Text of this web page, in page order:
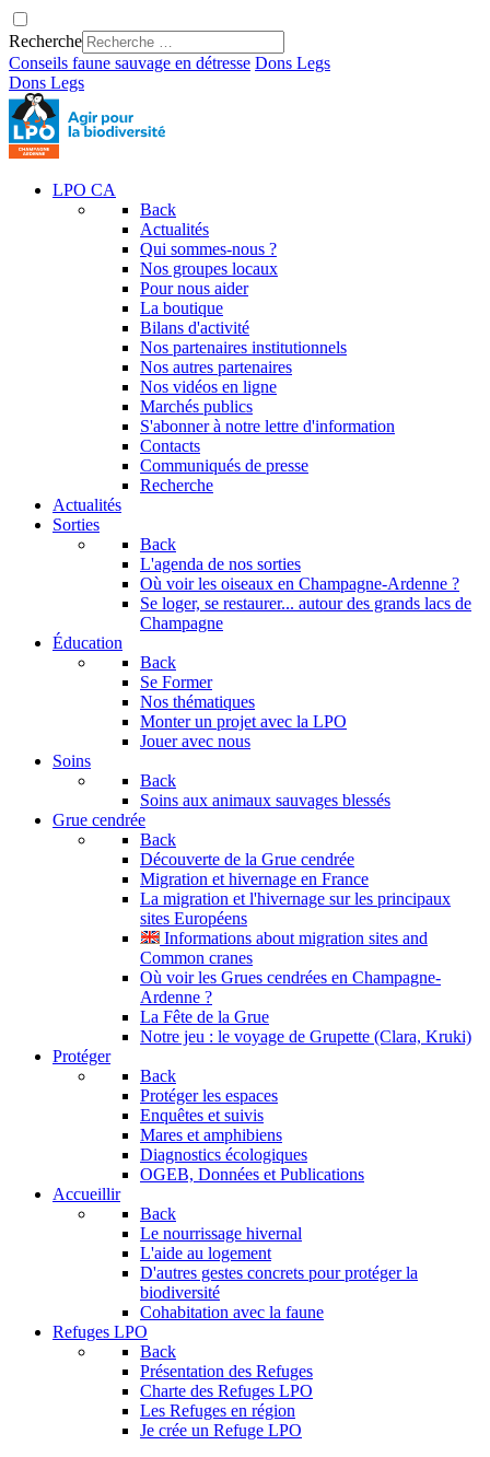
Recherche
Conseils faune sauvage en détresse Dons Legs
Dons Legs
LPO CA
Back
Actualités
Qui sommes-nous ?
Nos groupes locaux
Pour nous aider
La boutique
Bilans d'activité
Nos partenaires institutionnels
Nos autres partenaires
Nos vidéos en ligne
Marchés publics
S'abonner à notre lettre d'information
Contacts
Communiqués de presse
Recherche
Actualités
Sorties
Back
L'agenda de nos sorties
Où voir les oiseaux en Champagne-Ardenne ?
Se loger, se restaurer... autour des grands lacs de
Champagne
Éducation
Back
Se Former
Nos thématiques
Monter un projet avec la LPO
Jouer avec nous
Soins
Back
Soins aux animaux sauvages blessés
Grue cendrée
Back
Découverte de la Grue cendrée
Migration et hivernage en France
La migration et l'hivernage sur les principaux
sites Européens
Informations about migration sites and
Common cranes
Où voir les Grues cendrées en Champagne-
Ardenne ?
La Fête de la Grue
Notre jeu : le voyage de Grupette (Clara, Kruki)
Protéger
Back
Protéger les espaces
Enquêtes et suivis
Mares et amphibiens
Diagnostics écologiques
OGEB, Données et Publications
Accueillir
Back
Le nourrissage hivernal
L'aide au logement
D'autres gestes concrets pour protéger la
biodiversité
Cohabitation avec la faune
Refuges LPO
Back
Présentation des Refuges
Charte des Refuges LPO
Les Refuges en région
Je crée un Refuge LPO